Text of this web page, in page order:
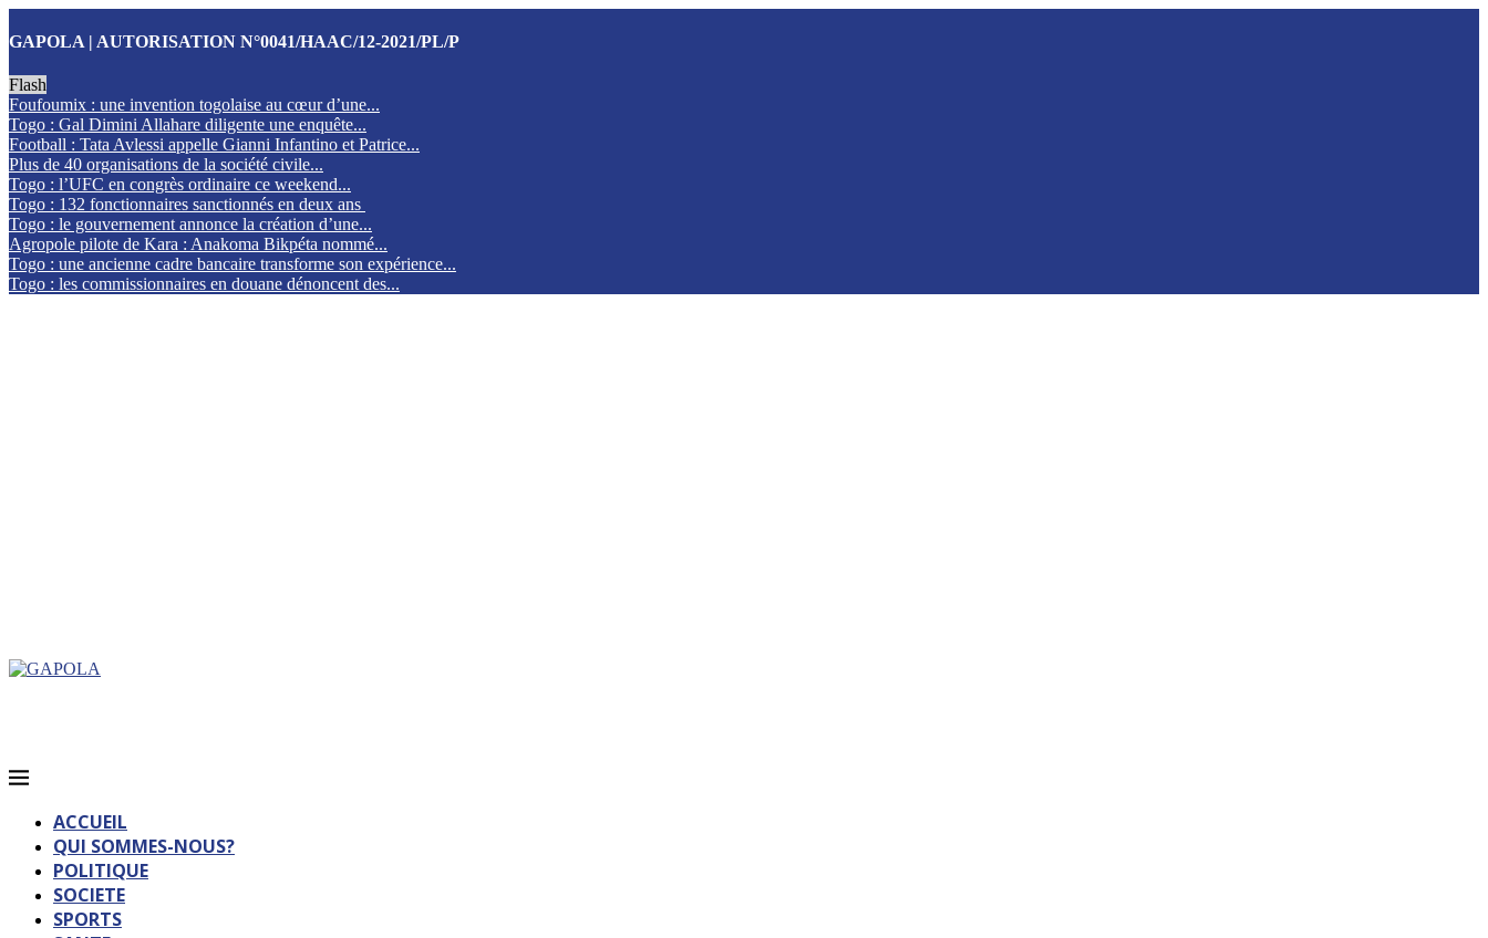
GAPOLA | AUTORISATION N°0041/HAAC/12-2021/PL/P
Flash
Foufoumix : une invention togolaise au cœur d’une...
Togo : Gal Dimini Allahare diligente une enquête...
Football : Tata Avlessi appelle Gianni Infantino et Patrice...
Plus de 40 organisations de la société civile...
Togo : l’UFC en congrès ordinaire ce weekend...
Togo : 132 fonctionnaires sanctionnés en deux ans
Togo : le gouvernement annonce la création d’une...
Agropole pilote de Kara : Anakoma Bikpéta nommé...
Togo : une ancienne cadre bancaire transforme son expérience...
Togo : les commissionnaires en douane dénoncent des...
ACCUEIL
QUI SOMMES-NOUS?
POLITIQUE
SOCIETE
SPORTS